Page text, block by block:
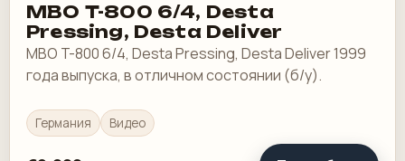
MBO T-800 6/4, Desta
Pressing, Desta Deliver
MBO T-800 6/4, Desta Pressing, Desta Deliver 1999
года выпуска, в отличном состоянии (б/у).
Германия Видео